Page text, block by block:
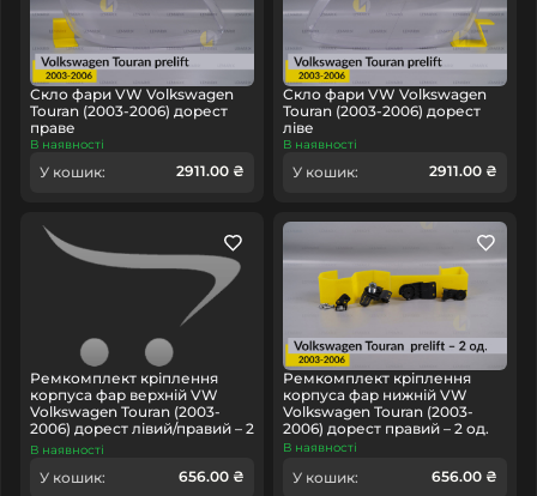
Скло фари VW Volkswagen
Touran (2003-2006) дорест
праве
В наявності
У кошик: 2911.00 ₴
Скло фари VW Volkswagen
Touran (2003-2006) дорест
ліве
В наявності
У кошик: 2911.00 ₴
Ремкомплект кріплення
корпуса фар верхній VW
Volkswagen Touran (2003-
2006) дорест лівий/правий – 2
од.
В наявності
У кошик: 656.00 ₴
Ремкомплект кріплення
корпуса фар нижній VW
Volkswagen Touran (2003-
2006) дорест правий – 2 од.
В наявності
У кошик: 656.00 ₴